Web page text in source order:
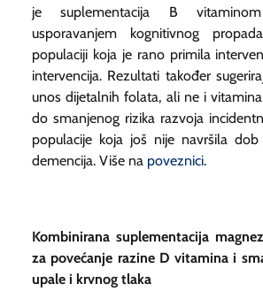
je suplementacija B
usporavanjem kognitivnog
populaciji koja je rano primila
intervencija. Rezultati također
unos dijetalnih folata, ali ne i
do smanjenog rizika razvoja
populacije koja još nije navršila
demencija. Više na poveznici.
Kombinirana suplementacija
za povećanje razine D vitamina i
upale i krvnog tlaka